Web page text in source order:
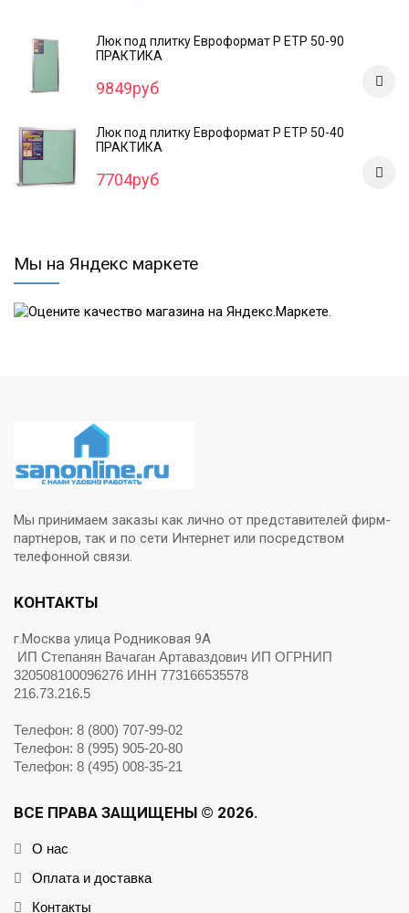
Люк под плитку Евроформат Р ЕТР 50-90
ПРАКТИКА
9849руб
Люк под плитку Евроформат Р ЕТР 50-40
ПРАКТИКА
7704руб
Мы на Яндекс маркете
Мы принимаем заказы как лично от представителей фирм-
партнеров, так и по сети Интернет или посредством
телефонной связи.
КОНТАКТЫ
г.Москва улица Родниковая 9А
ИП Степанян Вачаган Артаваздович ИП ОГРНИП
320508100096276 ИНН 773166535578
216.73.216.5
Телефон: 8 (800) 707-99-02
Телефон: 8 (995) 905-20-80
Телефон: 8 (495) 008-35-21
ВСЕ ПРАВА ЗАЩИЩЕНЫ © 2026.
О нас
Оплата и доставка
Контакты